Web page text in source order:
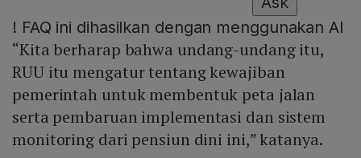
! FAQ ini dihasilkan dengan menggunakan AI
“Kita berharap bahwa undang-undang itu,
RUU itu mengatur tentang kewajiban
pemerintah untuk membentuk peta jalan
serta pembaruan implementasi dan sistem
monitoring dari pensiun dini ini,” katanya.